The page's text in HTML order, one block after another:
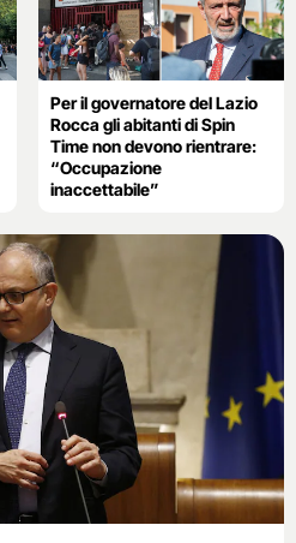
Per il governatore del Lazio
Rocca gli abitanti di Spin
Time non devono rientrare:
“Occupazione
inaccettabile”